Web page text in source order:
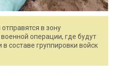
в зону
операции, где будут
составе группировки войск